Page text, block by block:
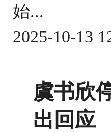
始...
2025-10-13
虞书欣
出回应